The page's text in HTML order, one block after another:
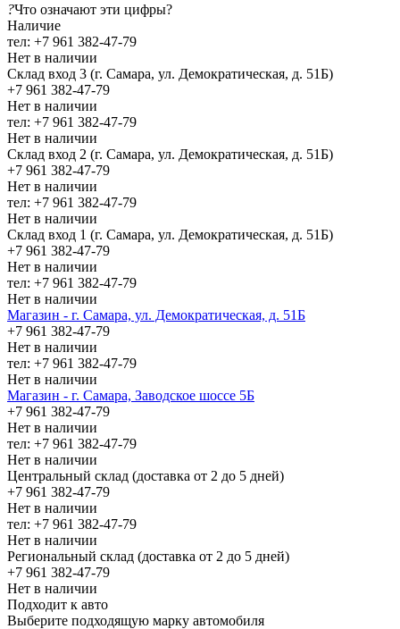
?Что означают эти цифры?
Наличие
тел: +7 961 382-47-79
Нет в наличии
Склад вход 3 (г. Самара, ул. Демократическая, д. 51Б)
+7 961 382-47-79
Нет в наличии
тел: +7 961 382-47-79
Нет в наличии
Склад вход 2 (г. Самара, ул. Демократическая, д. 51Б)
+7 961 382-47-79
Нет в наличии
тел: +7 961 382-47-79
Нет в наличии
Склад вход 1 (г. Самара, ул. Демократическая, д. 51Б)
+7 961 382-47-79
Нет в наличии
тел: +7 961 382-47-79
Нет в наличии
Магазин - г. Самара, ул. Демократическая, д. 51Б
+7 961 382-47-79
Нет в наличии
тел: +7 961 382-47-79
Нет в наличии
Магазин - г. Самара, Заводское шоссе 5Б
+7 961 382-47-79
Нет в наличии
тел: +7 961 382-47-79
Нет в наличии
Центральный склад (доставка от 2 до 5 дней)
+7 961 382-47-79
Нет в наличии
тел: +7 961 382-47-79
Нет в наличии
Региональный склад (доставка от 2 до 5 дней)
+7 961 382-47-79
Нет в наличии
Подходит к авто
Выберите подходящую марку автомобиля